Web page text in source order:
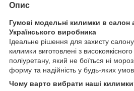
Опис
Гумові модельні килимки в салон
Українського виробника
Ідеальне рішення для захисту
килимки виготовлені з
поліуретану, який не боїться ні
форму та надійність у будь-яких
Чому варто вибрати наші